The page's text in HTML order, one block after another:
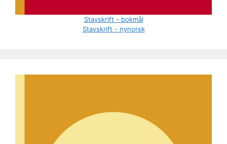
Stavskrift - bokmål
Stavskrift - nynorsk